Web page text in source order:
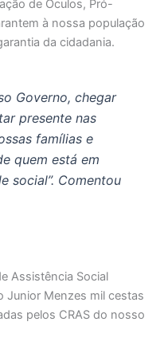
de Óculos, Pró-
à nossa população
da cidadania.
Governo, chegar
presente nas
famílias e
quem está em
social”. Comentou
Assistência Social
Junior Menzes mil cestas
pelos CRAS do nosso